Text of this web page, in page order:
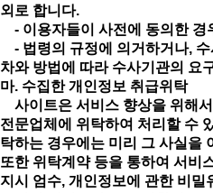
외로 합니다.
- 이용자들이 사전에 동의한 경
- 법령의 규정에 의거하거나, 수
차와 방법에 따라 수사기관의 요
마. 수집한 개인정보 취급위탁
사이트은 서비스 향상을 위해
전문업체에 위탁하여 처리할 수
탁하는 경우에는 미리 그 사실을
또한 위탁계약 등을 통하여 서비
지시 엄수, 개인정보에 관한 비밀